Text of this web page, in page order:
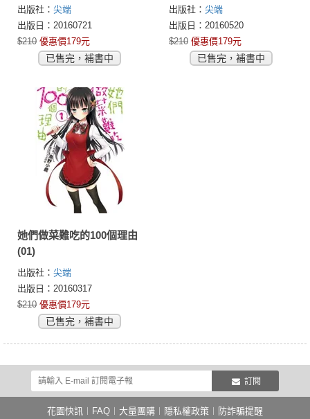
出版社： 尖端
出版日：20160721
$210 優惠價179元
已售完，補書中
出版社： 尖端
出版日：20160520
$210 優惠價179元
已售完，補書中
她們做菜難吃的100個理由
(01)
出版社： 尖端
出版日：20160317
$210 優惠價179元
已售完，補書中
訂閱
花園快訊 FAQ 大量團購 隱私權政策 防詐騙提醒